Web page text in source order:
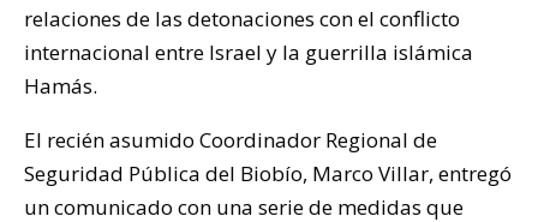
relaciones de las detonaciones con el conflicto
internacional entre Israel y la guerrilla islámica
Hamás.
El recién asumido Coordinador Regional de
Seguridad Pública del Biobío, Marco Villar, entregó
un comunicado con una serie de medidas que